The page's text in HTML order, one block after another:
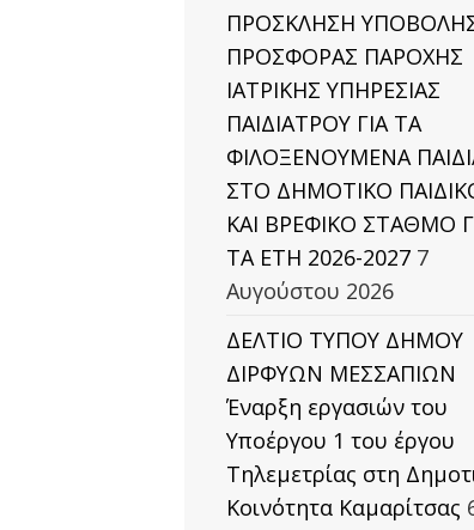
ΠΡΟΣΚΛΗΣΗ
ΠΡΟΣΦΟΡΑΣ ΠΑΡΟΧΗΣ
ΙΑΤΡΙΚΗΣ ΥΠΗΡΕΣΙΑΣ
ΠΑΙΔΙΑΤΡΟΥ ΓΙΑ ΤΑ
ΦΙΛΟΞΕΝΟΥΜΕΝΑ
ΣΤΟ ΔΗΜΟΤΙΚΟ
ΚΑΙ ΒΡΕΦΙΚΟ ΣΤΑΘΜΟ
ΤΑ ΕΤΗ 2026-2027 7
Αυγούστου 2026
ΔΕΛΤΙΟ ΤΥΠΟΥ ΔΗΜΟΥ
ΔΙΡΦΥΩΝ ΜΕΣΣΑΠΙΩΝ
Έναρξη εργασιών του
Υποέργου 1 του έργου
Τηλεμετρίας στη
Κοινότητα Καμαρίτσας